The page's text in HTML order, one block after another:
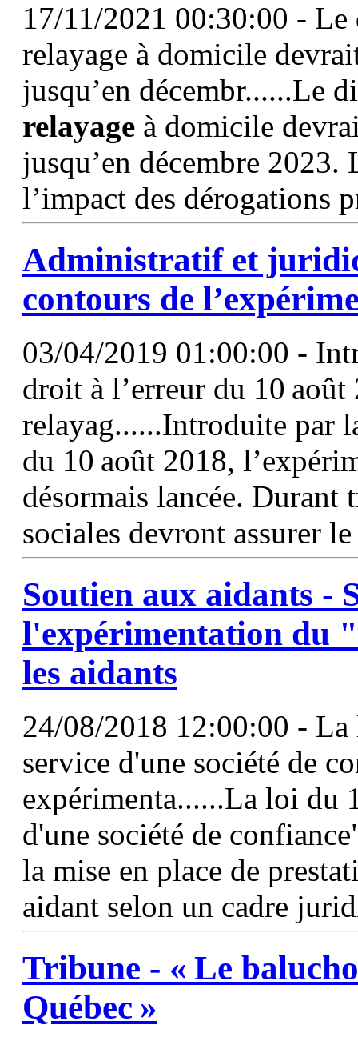
17/11/2021 00:30:00 -
relayage à domicile
jusqu’en décembr......Le
relayage à domicile
jusqu’en décembre
l’impact des dérogations
Administratif et
contours de
03/04/2019 01:00:00 -
droit à l’erreur du 10
relayag......Introduite par
du 10 août 2018,
désormais lancée. Durant
sociales devront assurer
Soutien aux aidants -
l'expérimentation du "
les aidants
24/08/2018 12:00:00 -
service d'une société de
expérimenta......La loi du
d'une société de
la mise en place de
aidant selon un cadre
Tribune - « Le
Québec »